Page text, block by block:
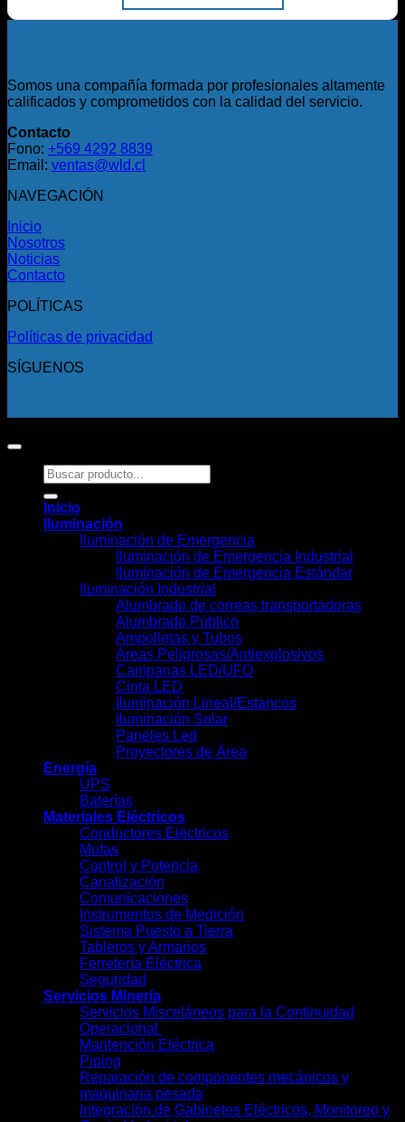
Somos una compañía formada por profesionales altamente
calificados y comprometidos con la calidad del servicio.
Contacto
Fono: +569 4292 8839
Email: ventas@wld.cl
NAVEGACIÓN
Inicio
Nosotros
Noticias
Contacto
POLÍTICAS
Políticas de privacidad
SÍGUENOS
Buscar
por:
Inicio
Iluminación
Iluminación de Emergencia
Iluminación de Emergencia Industrial
Iluminación de Emergencia Estándar
Iluminación Industrial
Alumbrado de correas transportadoras
Alumbrado Público
Ampolletas y Tubos
Áreas Peligrosas/Antiexplosivos
Campanas LED/UFO
Cinta LED
Iluminación Lineal/Estancos
Iluminación Solar
Paneles Led
Proyectores de Área
Energía
UPS
Baterías
Materiales Eléctricos
Conductores Eléctricos
Mufas
Control y Potencia
Canalización
Comunicaciones
Instrumentos de Medición
Sistema Puesto a Tierra
Tableros y Armarios
Ferretería Eléctrica
Seguridad
Servicios Minería
Servicios Misceláneos para la Continuidad
Operacional
Mantención Eléctrica
Piping
Reparación de componentes mecánicos y
maquinaria pesada
Integración de Gabinetes Eléctricos, Monitoreo y